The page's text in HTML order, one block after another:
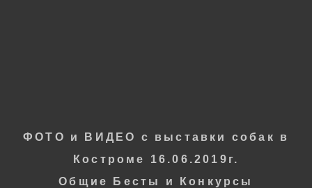
ФОТО и ВИДЕО с выставки собак в
Костроме 16.06.2019г.
Общие Бесты и Конкурсы